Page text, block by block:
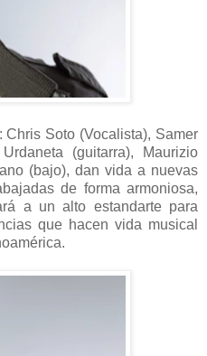
Soto (Vocalista), Samer
(guitarra), Maurizio
(bajo), dan vida a nuevas
de forma armoniosa,
a un alto estandarte para
que hacen vida musical